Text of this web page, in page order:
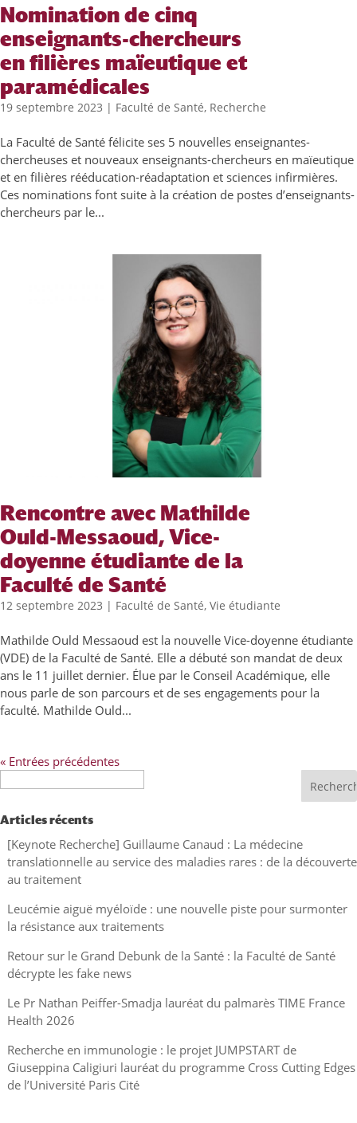
Nomination de cinq
enseignants-chercheurs
en filières maïeutique et
paramédicales
19 septembre 2023 | Faculté de Santé, Recherche
La Faculté de Santé félicite ses 5 nouvelles enseignantes-
chercheuses et nouveaux enseignants-chercheurs en maïeutique
et en filières rééducation-réadaptation et sciences infirmières.
Ces nominations font suite à la création de postes d’enseignants-
chercheurs par le...
Rencontre avec Mathilde
Ould-Messaoud, Vice-
doyenne étudiante de la
Faculté de Santé
12 septembre 2023 | Faculté de Santé, Vie étudiante
Mathilde Ould Messaoud est la nouvelle Vice-doyenne étudiante
(VDE) de la Faculté de Santé. Elle a débuté son mandat de deux
ans le 11 juillet dernier. Élue par le Conseil Académique, elle
nous parle de son parcours et de ses engagements pour la
faculté. Mathilde Ould...
« Entrées précédentes
Articles récents
[Keynote Recherche] Guillaume Canaud : La médecine
translationnelle au service des maladies rares : de la découverte
au traitement
Leucémie aiguë myéloïde : une nouvelle piste pour surmonter
la résistance aux traitements
Retour sur le Grand Debunk de la Santé : la Faculté de Santé
décrypte les fake news
Le Pr Nathan Peiffer-Smadja lauréat du palmarès TIME France
Health 2026
Recherche en immunologie : le projet JUMPSTART de
Giuseppina Caligiuri lauréat du programme Cross Cutting Edges
de l’Université Paris Cité